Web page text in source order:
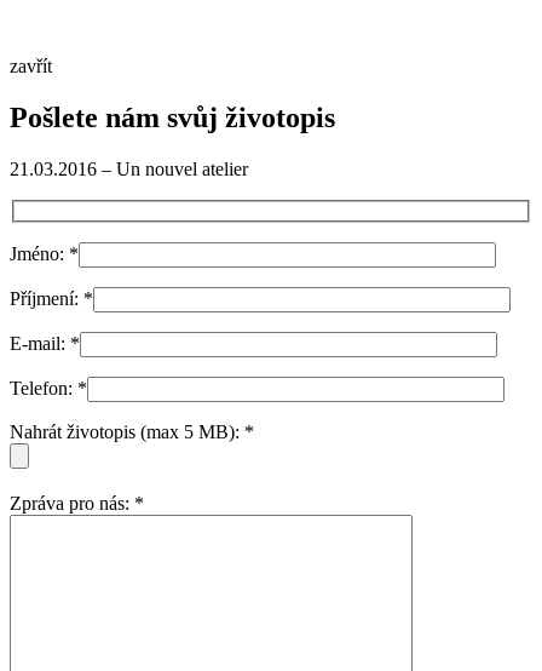
zavřít
Pošlete nám svůj životopis
21.03.2016 – Un nouvel atelier
Jméno: *
Příjmení: *
E-mail: *
Telefon: *
Nahrát životopis (max 5 MB): *
Zpráva pro nás: *